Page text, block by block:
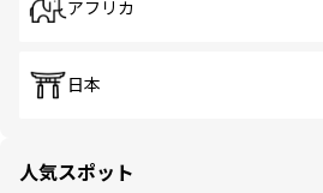
アフリカ
日本
人気スポット